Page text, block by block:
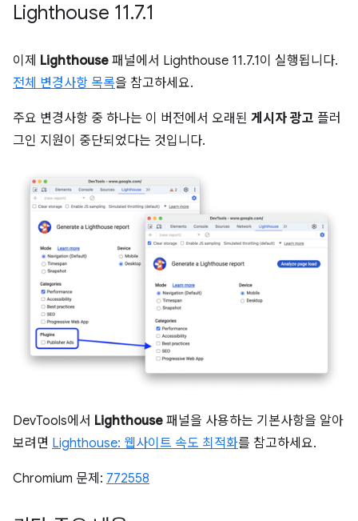
Lighthouse 11.7.1
이제 Lighthouse 패널에서 Lighthouse 11.7.1이 실행됩니다.
전체 변경사항 목록을 참고하세요.
주요 변경사항 중 하나는 이 버전에서 오래된 게시자 광고 플러
그인 지원이 중단되었다는 것입니다.
DevTools에서 Lighthouse 패널을 사용하는 기본사항을 알아
보려면 Lighthouse: 웹사이트 속도 최적화를 참고하세요.
Chromium 문제: 772558